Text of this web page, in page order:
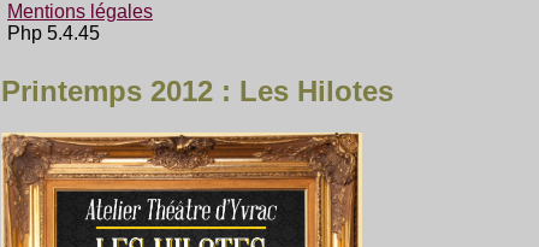
Mentions légales
Php 5.4.45
Printemps 2012 : Les Hilotes